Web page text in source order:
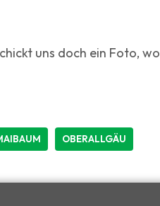
uns doch ein Foto, wo
OBERALLGÄU